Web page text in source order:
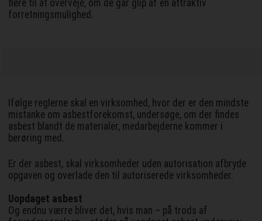
flere til at overveje, om de går glip af en attraktiv
forretningsmulighed.
Ifølge reglerne skal en virksomhed, hvor der er den mindste
mistanke om asbestforekomst, undersøge, om der findes
asbest blandt de materialer, medarbejderne kommer i
berøring med.
Er der asbest, skal virksomheder uden autorisation afbryde
opgaven og overlade den til autoriserede virksomheder.
Uopdaget asbest
Og endnu værre bliver det, hvis man – på trods af